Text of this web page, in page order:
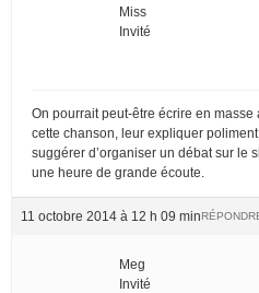
Miss
Invité
On pourrait peut-être écrire en
cette chanson, leur expliquer
suggérer d’organiser un débat sur le
une heure de grande écoute.
11 octobre 2014 à 12 h 09 min
Meg
Invité